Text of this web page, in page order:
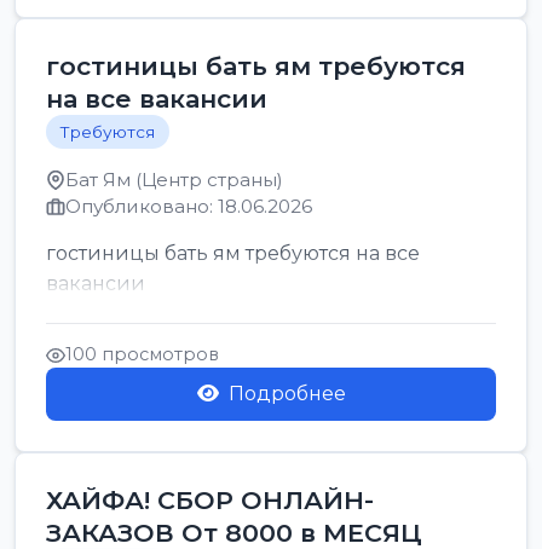
гостиницы бать ям требуются
на все вакансии
Требуются
Бат Ям (Центр страны)
Опубликовано: 18.06.2026
гостиницы бать ям требуются на все
вакансии
100 просмотров
Подробнее
ХАЙФА! СБОР ОНЛАЙН-
ЗАКАЗОВ От 8000 в МЕСЯЦ